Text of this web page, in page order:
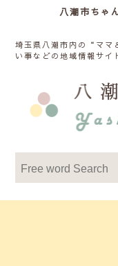
八潮市ちゃ
埼玉県八潮市内の“ママ
い事などの地域情報サイ